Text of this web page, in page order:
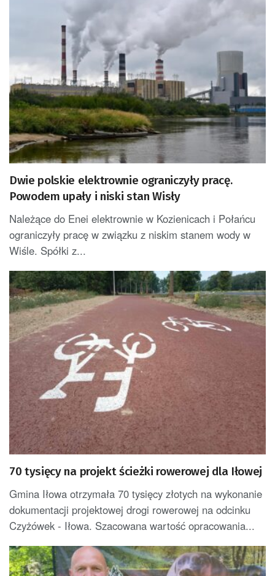
Dwie polskie elektrownie ograniczyły pracę.
Powodem upały i niski stan Wisły
Należące do Enei elektrownie w Kozienicach i Połańcu
ograniczyły pracę w związku z niskim stanem wody w
Wiśle. Spółki z...
70 tysięcy na projekt ścieżki rowerowej dla Iłowej
Gmina Iłowa otrzymała 70 tysięcy złotych na wykonanie
dokumentacji projektowej drogi rowerowej na odcinku
Czyżówek - Iłowa. Szacowana wartość opracowania...